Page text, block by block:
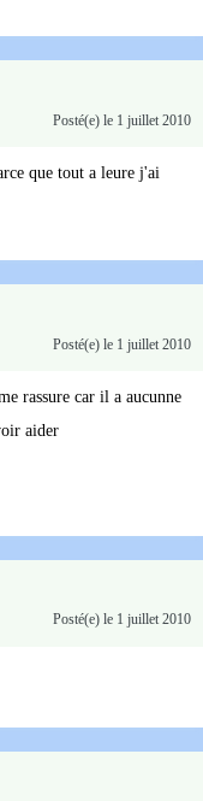
Posté(e) le 1 juillet 2010
que tout a leure j'ai
Posté(e) le 1 juillet 2010
rassure car il a aucunne
aider
Posté(e) le 1 juillet 2010